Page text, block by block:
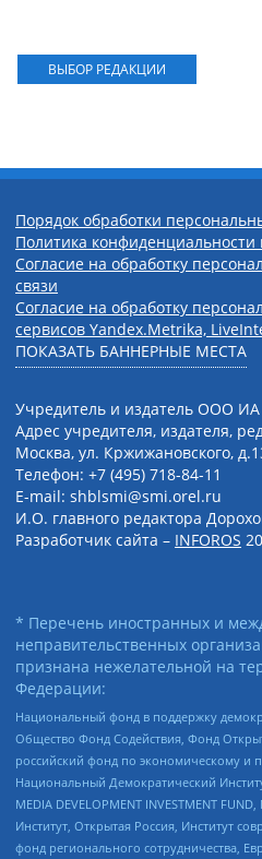
ВЫБОР РЕДАКЦИИ
Порядок обработки
Политика
Согласие на обработку
связи
Согласие на обработку
сервисов Yandex.Metrika,
ПОКАЗАТЬ БАННЕРНЫЕ МЕСТА
Учредитель и издатель ООО
Адрес учредителя, издателя,
Москва, ул. Кржижановского,
Телефон: +7 (495) 718-84-11
E-mail: shblsmi@smi.orel.ru
И.О. главного редактора
Разработчик сайта – INFOROS
* Перечень иностранных и
неправительственных
признана нежелательной на
Федерации:
Национальный фонд в поддержку
Общество Фонд Содействия, Фонд
российский фонд по экономическому и
Национальный Демократический
MEDIA DEVELOPMENT INVESTMENT
Институт, Открытая Россия, Институт
фонд регионального сотрудничества,